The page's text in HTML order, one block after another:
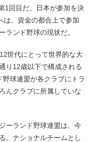
1回目だ。日本が参加を決
は、資金の都合上で参加
ランド野球の現状だ。
世代にとって世界的な大
り12歳以下で構成される
球連盟が各クラブにトラ
んクラブに所属していな
ーランド野球連盟は、今
。ナショナルチームとし